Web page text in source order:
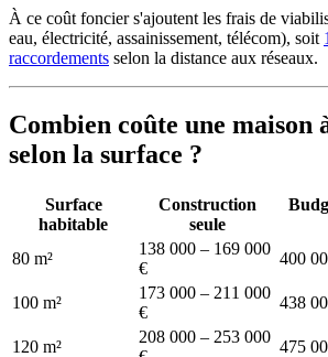
À ce coût foncier s'ajoutent les frais de
eau, électricité, assainissement, télécom), soit
raccordements selon la distance aux réseaux.
Combien coûte une maison
selon la surface ?
Surface
habitable
Construction
seule
80 m²
138 000 – 169 000
€
400
100 m²
173 000 – 211 000
€
438
120 m²
208 000 – 253 000
475